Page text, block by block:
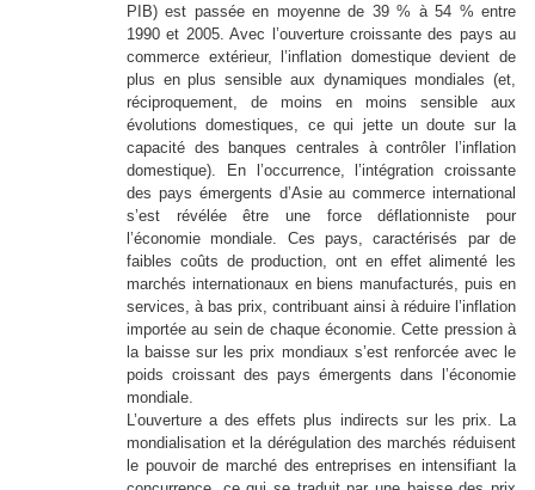
PIB) est passée en moyenne de 39 % à 54 % entre
1990 et 2005. Avec l’ouverture croissante des pays au
commerce extérieur, l’inflation domestique devient de
plus en plus sensible aux dynamiques mondiales (et,
réciproquement, de moins en moins sensible aux
évolutions domestiques, ce qui jette un doute sur la
capacité des banques centrales à contrôler l’inflation
domestique). En l’occurrence, l’intégration croissante
des pays émergents d’Asie au commerce international
s’est révélée être une force déflationniste pour
l’économie mondiale. Ces pays, caractérisés par de
faibles coûts de production, ont en effet alimenté les
marchés internationaux en biens manufacturés, puis en
services, à bas prix, contribuant ainsi à réduire l’inflation
importée au sein de chaque économie. Cette pression à
la baisse sur les prix mondiaux s’est renforcée avec le
poids croissant des pays émergents dans l’économie
mondiale.
L’ouverture a des effets plus indirects sur les prix. La
mondialisation et la dérégulation des marchés réduisent
le pouvoir de marché des entreprises en intensifiant la